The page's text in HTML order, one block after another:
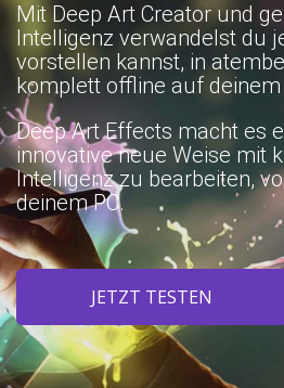
Mit Deep Art Creator und
Intelligenz verwandelst du
vorstellen kannst, in
komplett offline auf deinem
Deep Art Effects macht es
innovative neue Weise mit
Intelligenz zu bearbeiten,
deinem PC.
JETZT TESTEN